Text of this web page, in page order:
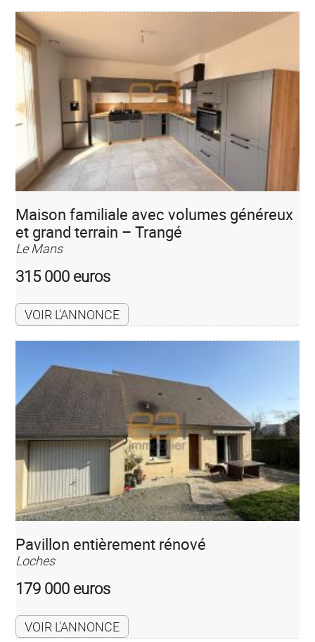
Maison familiale avec volumes généreux
et grand terrain – Trangé
Le Mans
315 000 euros
VOIR L'ANNONCE
Pavillon entièrement rénové
Loches
179 000 euros
VOIR L'ANNONCE